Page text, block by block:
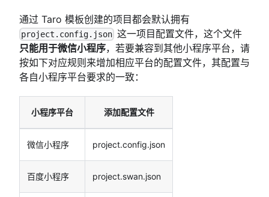
通过 Taro 模板创建的项目都会默认拥有
project.config.json 这一项目配置文件，这个文件
只能用于微信小程序，若要兼容到其他小程序平台，请
按如下对应规则来增加相应平台的配置文件，其配置与
各自小程序平台要求的一致：
小程序平台 添加配置文件
微信小程序 project.config.json
百度小程序 project.swan.json